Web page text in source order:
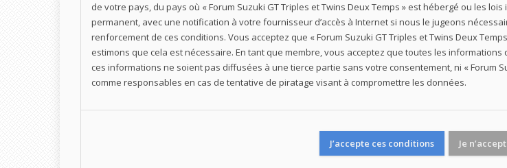
de votre pays, du pays où « Forum Suzuki GT Triples et Twins Deux Temps » est hébergé ou les
permanent, avec une notification à votre fournisseur d’accès à Internet si nous le jugeons
renforcement de ces conditions. Vous acceptez que « Forum Suzuki GT Triples et Twins Deux
estimons que cela est nécessaire. En tant que membre, vous acceptez que toutes les
ces informations ne soient pas diffusées à une tierce partie sans votre consentement, ni « Forum
comme responsables en cas de tentative de piratage visant à compromettre les données.